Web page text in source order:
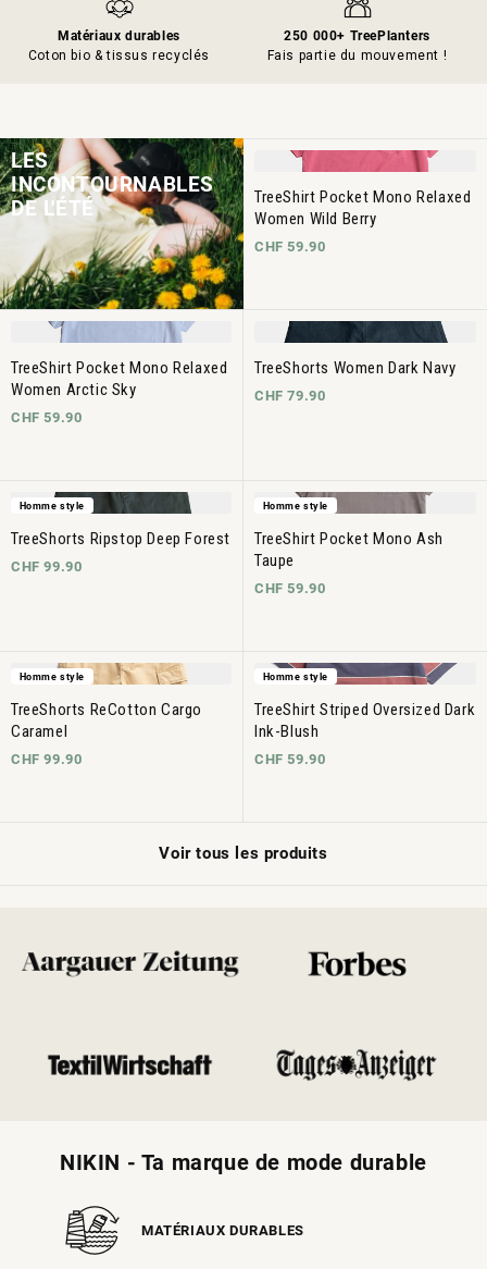
Matériaux durables
Coton bio & tissus recyclés
250 000+ TreePlanters
Fais partie du mouvement !
LES
INCONTOURNABLES
DE L'ÉTÉ
TreeShirt Pocket Mono Relaxed
Women Wild Berry
CHF 59.90
TreeShirt Pocket Mono Relaxed
Women Arctic Sky
CHF 59.90
TreeShorts Women Dark Navy
CHF 79.90
Homme style
TreeShorts Ripstop Deep Forest
CHF 99.90
Homme style
TreeShirt Pocket Mono Ash
Taupe
CHF 59.90
Homme style
TreeShorts ReCotton Cargo
Caramel
CHF 99.90
Homme style
TreeShirt Striped Oversized Dark
Ink-Blush
CHF 59.90
Voir tous les produits
NIKIN - Ta marque de mode durable
MATÉRIAUX DURABLES